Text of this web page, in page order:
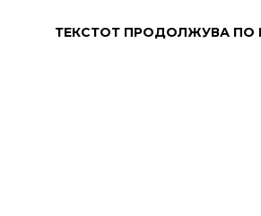
ТЕКСТОТ ПРОДОЛЖУВА ПО